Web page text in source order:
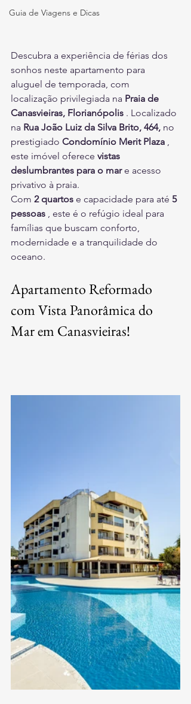
Guia de Viagens e Dicas
Descubra a experiência de férias dos
sonhos neste apartamento para
aluguel de temporada, com
localização privilegiada na Praia de
Canasvieiras, Florianópolis . Localizado
na Rua João Luiz da Silva Brito, 464, no
prestigiado Condomínio Merit Plaza
este imóvel oferece vistas
deslumbrantes para o mar e acesso
privativo à praia.
Com 2 quartos e capacidade para até 5
pessoas , este é o refúgio ideal para
famílias que buscam conforto,
modernidade e a tranquilidade do
oceano.
Apartamento Reformado
com Vista Panorâmica do
Mar em Canasvieiras!